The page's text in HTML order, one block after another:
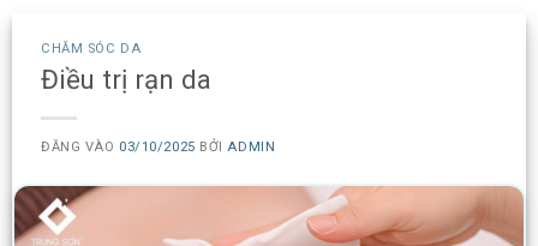
CHĂM SÓC DA
Điều trị rạn da
ĐĂNG VÀO 03/10/2025 BỞI ADMIN